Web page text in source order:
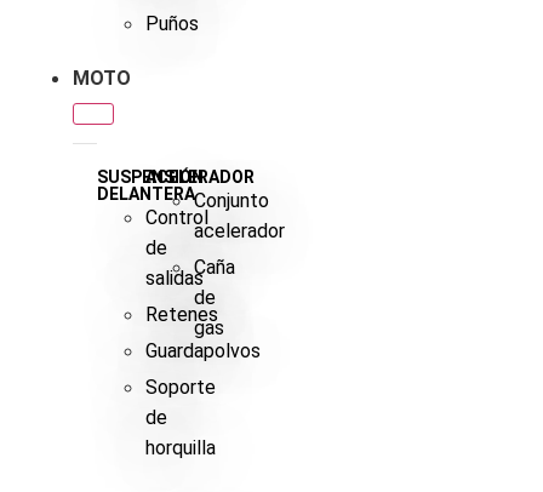
Puños
MOTO
SUSPENSIÓN
DELANTERA
Control
de
salidas
Retenes
Guardapolvos
Soporte
de
horquilla
ACELERADOR
Conjunto
acelerador
Caña
de
gas